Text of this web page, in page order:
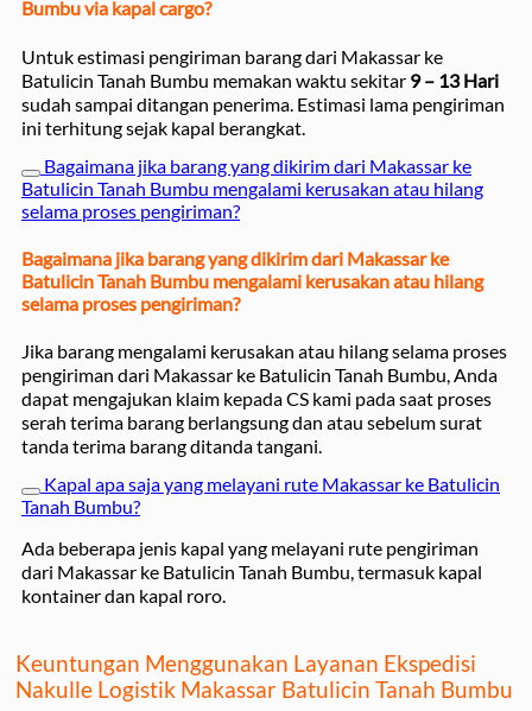
Bumbu via kapal cargo?
Untuk estimasi pengiriman barang dari Makassar ke
Batulicin Tanah Bumbu memakan waktu sekitar 9 – 13 Hari
sudah sampai ditangan penerima. Estimasi lama pengiriman
ini terhitung sejak kapal berangkat.
Bagaimana jika barang yang dikirim dari Makassar ke
Batulicin Tanah Bumbu mengalami kerusakan atau hilang
selama proses pengiriman?
Bagaimana jika barang yang dikirim dari Makassar ke
Batulicin Tanah Bumbu mengalami kerusakan atau hilang
selama proses pengiriman?
Jika barang mengalami kerusakan atau hilang selama proses
pengiriman dari Makassar ke Batulicin Tanah Bumbu, Anda
dapat mengajukan klaim kepada CS kami pada saat proses
serah terima barang berlangsung dan atau sebelum surat
tanda terima barang ditanda tangani.
Kapal apa saja yang melayani rute Makassar ke Batulicin
Tanah Bumbu?
Ada beberapa jenis kapal yang melayani rute pengiriman
dari Makassar ke Batulicin Tanah Bumbu, termasuk kapal
kontainer dan kapal roro.
Keuntungan Menggunakan Layanan Ekspedisi
Nakulle Logistik Makassar Batulicin Tanah Bumbu